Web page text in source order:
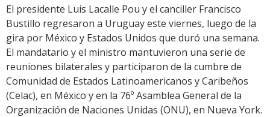
Link
El presidente Luis Lacalle Pou y el canciller Francisco
Bustillo regresaron a Uruguay este viernes, luego de la
gira por México y Estados Unidos que duró una semana.
El mandatario y el ministro mantuvieron una serie de
reuniones bilaterales y participaron de la cumbre de
Comunidad de Estados Latinoamericanos y Caribeños
(Celac), en México y en la 76º Asamblea General de la
Organización de Naciones Unidas (ONU), en Nueva York.